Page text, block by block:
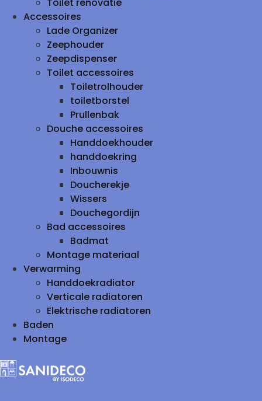
Accessoires
Lade Organizer
Zeephouder
Zeepdispenser
Toilet accessoires
Toiletrolhouder
toiletborstel
Prullenbak
Douche accessoires
Handdoekhouder
handdoekring
Inbouwnis
Doucherekje
Wissers
Douchegordijn
Bad accessoires
Badmat
Montage materiaal
Verwarming
Handdoekradiator
Verticale radiatoren
Elektrische radiatoren
Baden
Montage